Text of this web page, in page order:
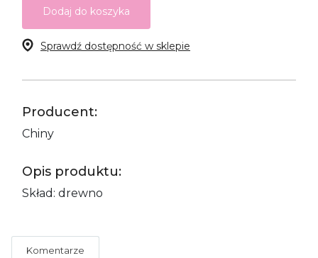
Dodaj do koszyka
Sprawdź dostępność w sklepie
Producent:
Chiny
Opis produktu:
Skład: drewno
Komentarze